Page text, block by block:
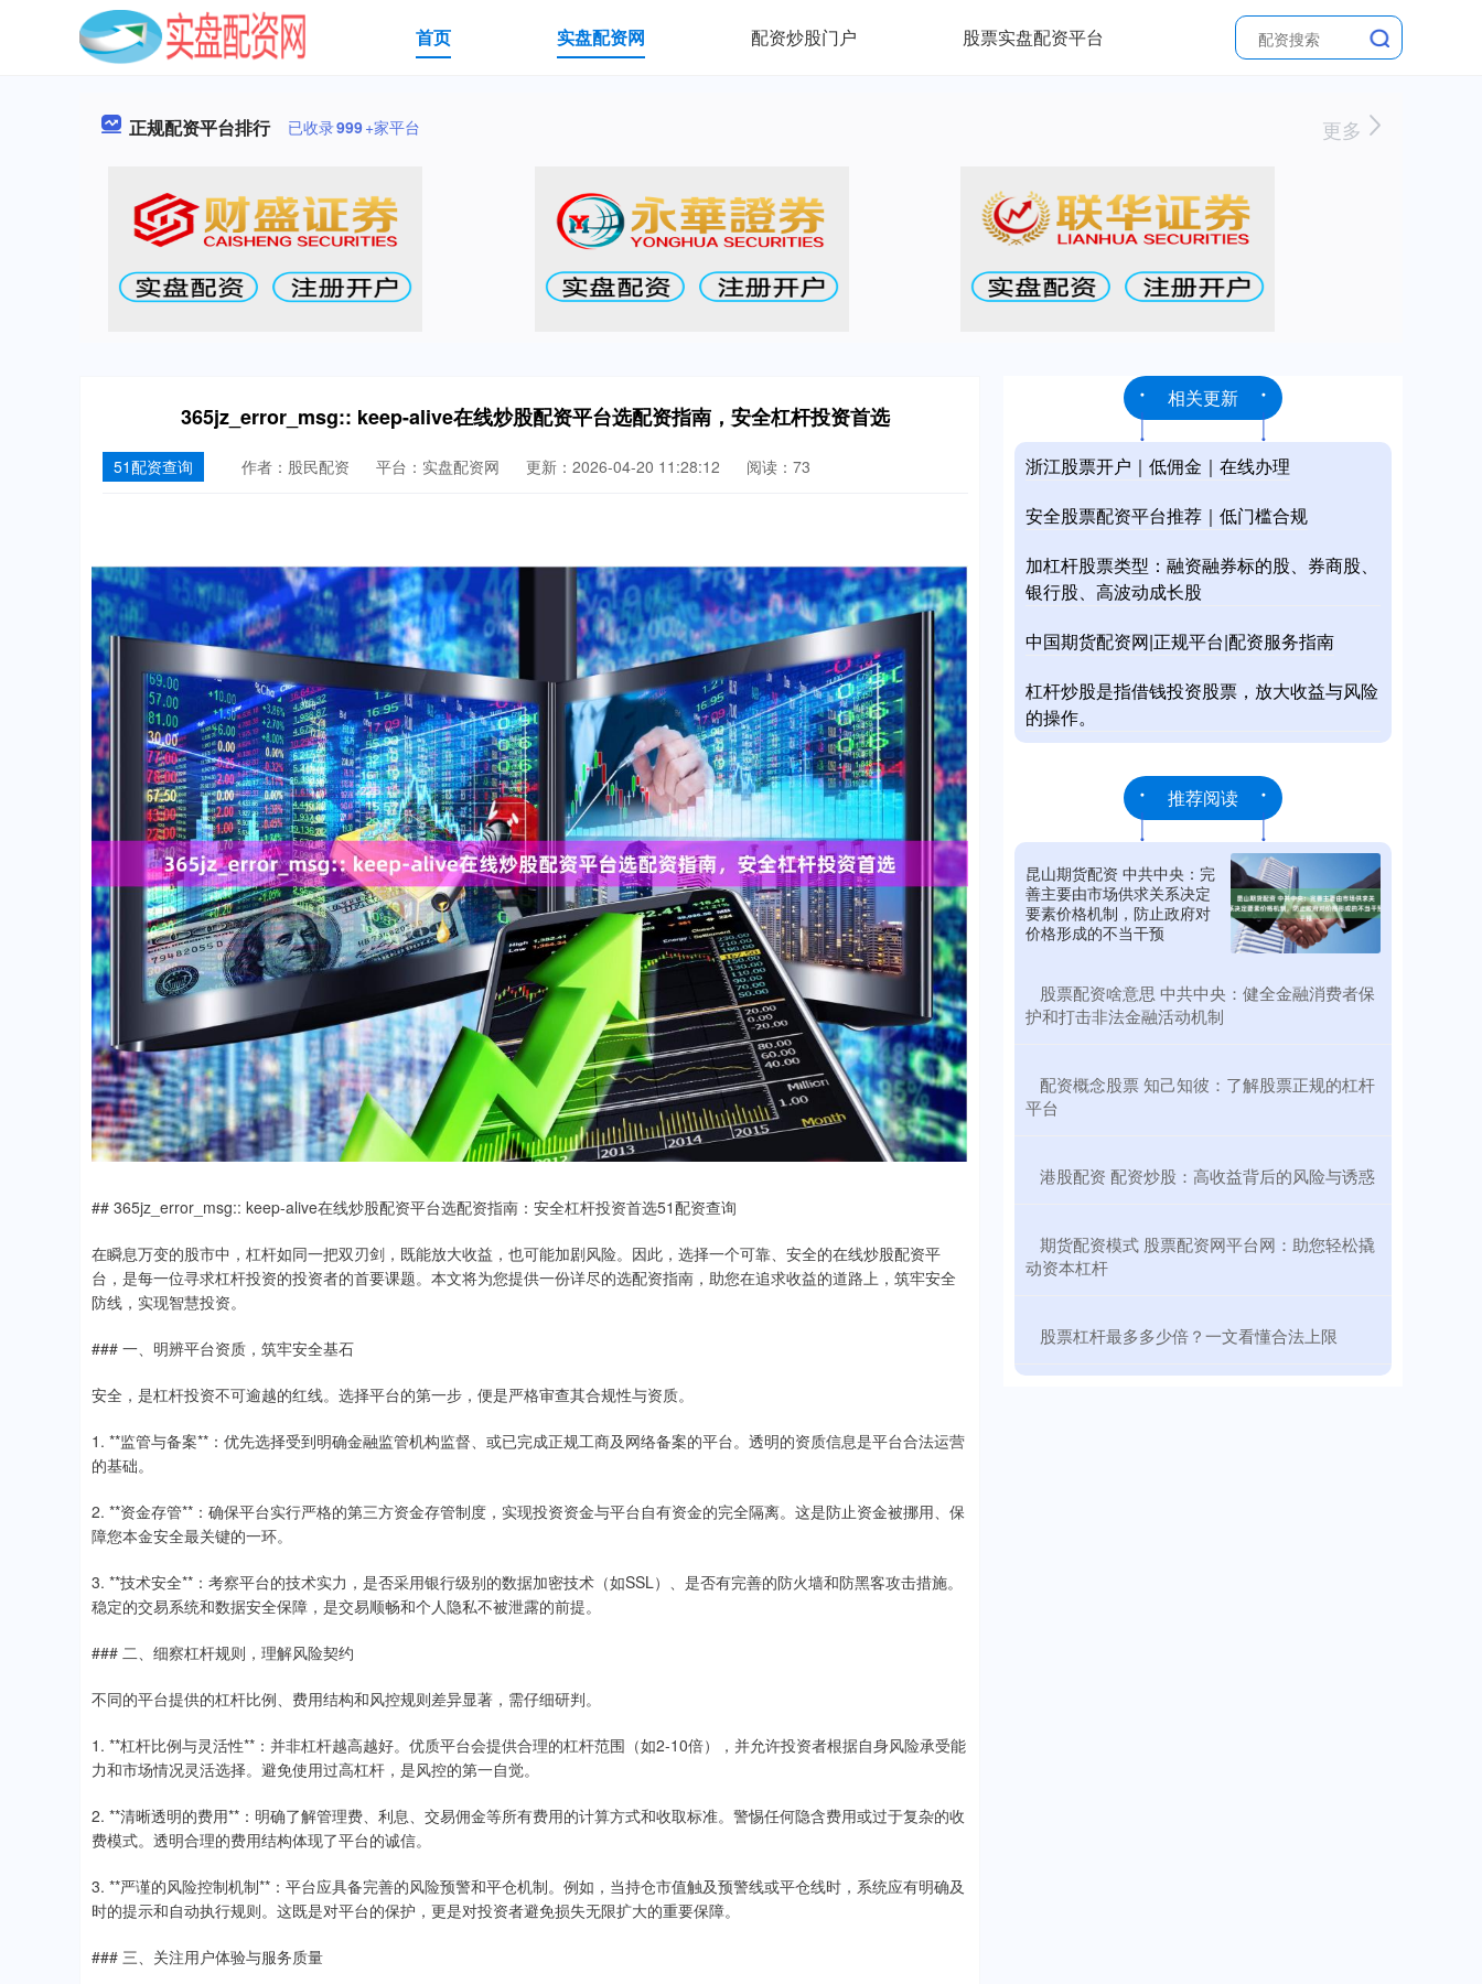
首页 实盘配资网 配资炒股门户 股票实盘配资平台
正规配资平台排行 已收录999+家平台 更多
365jz_error_msg:: keep-alive在线炒股配资平台选配资指南，安全杠杆投资首选
51配资查询 作者：股民配资 平台：实盘配资网 更新：2026-04-20 11:28:12 阅读：73
## 365jz_error_msg:: keep-alive在线炒股配资平台选配资指南：安全杠杆投资首选51配资查询
在瞬息万变的股市中，杠杆如同一把双刃剑，既能放大收益，也可能加剧风险。因此，选择一个可靠、安全的在线炒股配资平
台，是每一位寻求杠杆投资的投资者的首要课题。本文将为您提供一份详尽的选配资指南，助您在追求收益的道路上，筑牢安全
防线，实现智慧投资。
### 一、明辨平台资质，筑牢安全基石
安全，是杠杆投资不可逾越的红线。选择平台的第一步，便是严格审查其合规性与资质。
1. **监管与备案**：优先选择受到明确金融监管机构监督、或已完成正规工商及网络备案的平台。透明的资质信息是平台合法运营
的基础。
2. **资金存管**：确保平台实行严格的第三方资金存管制度，实现投资资金与平台自有资金的完全隔离。这是防止资金被挪用、保
障您本金安全最关键的一环。
3. **技术安全**：考察平台的技术实力，是否采用银行级别的数据加密技术（如SSL）、是否有完善的防火墙和防黑客攻击措施。
稳定的交易系统和数据安全保障，是交易顺畅和个人隐私不被泄露的前提。
### 二、细察杠杆规则，理解风险契约
不同的平台提供的杠杆比例、费用结构和风控规则差异显著，需仔细研判。
1. **杠杆比例与灵活性**：并非杠杆越高越好。优质平台会提供合理的杠杆范围（如2-10倍），并允许投资者根据自身风险承受能
力和市场情况灵活选择。避免使用过高杠杆，是风控的第一自觉。
2. **清晰透明的费用**：明确了解管理费、利息、交易佣金等所有费用的计算方式和收取标准。警惕任何隐含费用或过于复杂的收
费模式。透明合理的费用结构体现了平台的诚信。
3. **严谨的风险控制机制**：平台应具备完善的风险预警和平仓机制。例如，当持仓市值触及预警线或平仓线时，系统应有明确及
时的提示和自动执行规则。这既是对平台的保护，更是对投资者避免损失无限扩大的重要保障。
### 三、关注用户体验与服务质量
相关更新
浙江股票开户｜低佣金｜在线办理
安全股票配资平台推荐｜低门槛合规
加杠杆股票类型：融资融券标的股、券商股、
银行股、高波动成长股
中国期货配资网|正规平台|配资服务指南
杠杆炒股是指借钱投资股票，放大收益与风险
的操作。
推荐阅读
昆山期货配资 中共中央：完
善主要由市场供求关系决定
要素价格机制，防止政府对
价格形成的不当干预
​股票配资啥意思 中共中央：健全金融消费者保
护和打击非法金融活动机制
​配资概念股票 知己知彼：了解股票正规的杠杆
平台
​港股配资 配资炒股：高收益背后的风险与诱惑
​期货配资模式 股票配资网平台网：助您轻松撬
动资本杠杆
​股票杠杆最多多少倍？一文看懂合法上限